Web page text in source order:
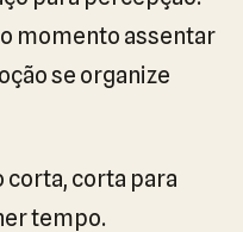
momento assentar
se organize
corta, corta para
tempo.